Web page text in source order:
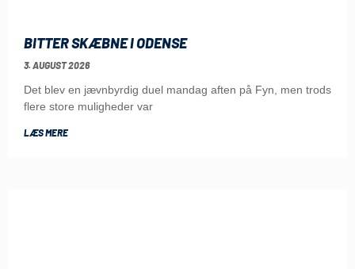
BITTER SKÆBNE I ODENSE
3. AUGUST 2026
Det blev en jævnbyrdig duel mandag aften på Fyn, men trods
flere store muligheder var
LÆS MERE